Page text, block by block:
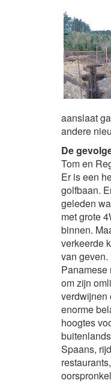
aanslaat
andere
De
Tom en
Er is een
golfbaan.
geleden
met grote
binnen.
verkeerde
van
Panamese
om zijn
verdwijnen
enorme
hoogtes
Spaans,